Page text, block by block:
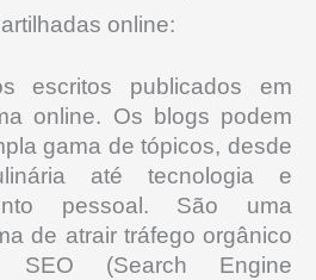
online:
escritos publicados em
online. Os blogs podem
gama de tópicos, desde
até tecnologia e
pessoal. São uma
de atrair tráfego orgânico
SEO (Search Engine